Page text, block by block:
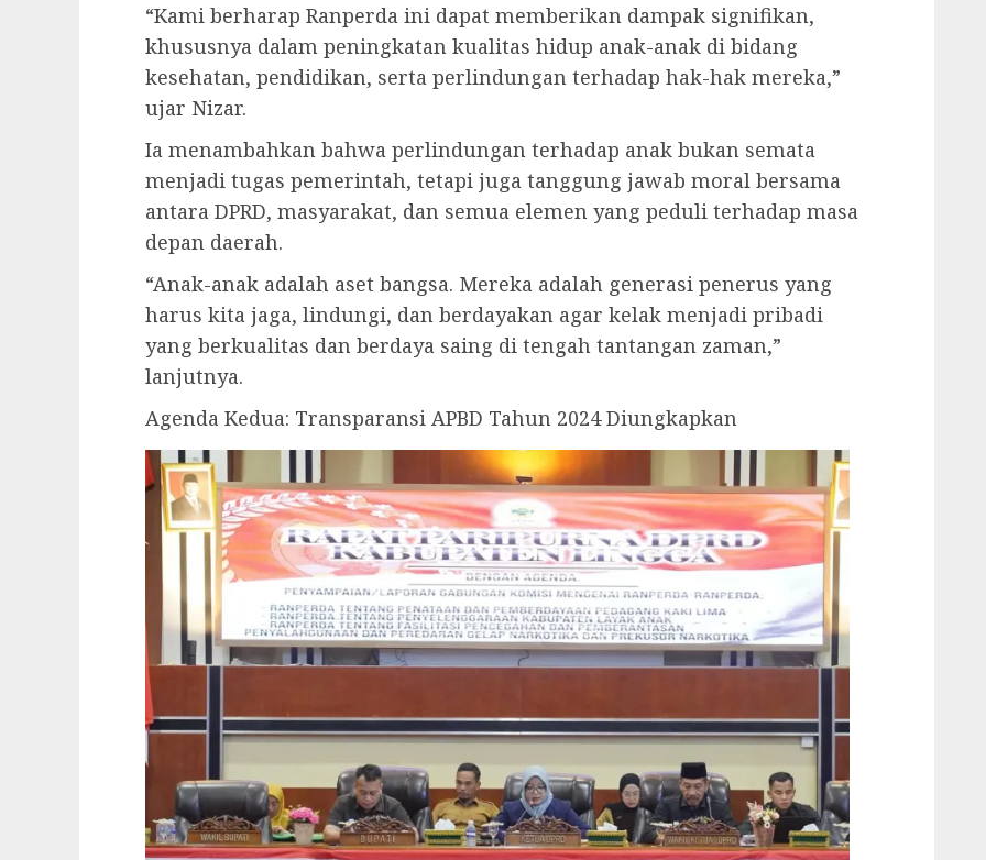
“Kami berharap Ranperda ini dapat memberikan dampak signifikan,
khususnya dalam peningkatan kualitas hidup anak-anak di bidang
kesehatan, pendidikan, serta perlindungan terhadap hak-hak mereka,”
ujar Nizar.
Ia menambahkan bahwa perlindungan terhadap anak bukan semata
menjadi tugas pemerintah, tetapi juga tanggung jawab moral bersama
antara DPRD, masyarakat, dan semua elemen yang peduli terhadap masa
depan daerah.
“Anak-anak adalah aset bangsa. Mereka adalah generasi penerus yang
harus kita jaga, lindungi, dan berdayakan agar kelak menjadi pribadi
yang berkualitas dan berdaya saing di tengah tantangan zaman,”
lanjutnya.
Agenda Kedua: Transparansi APBD Tahun 2024 Diungkapkan